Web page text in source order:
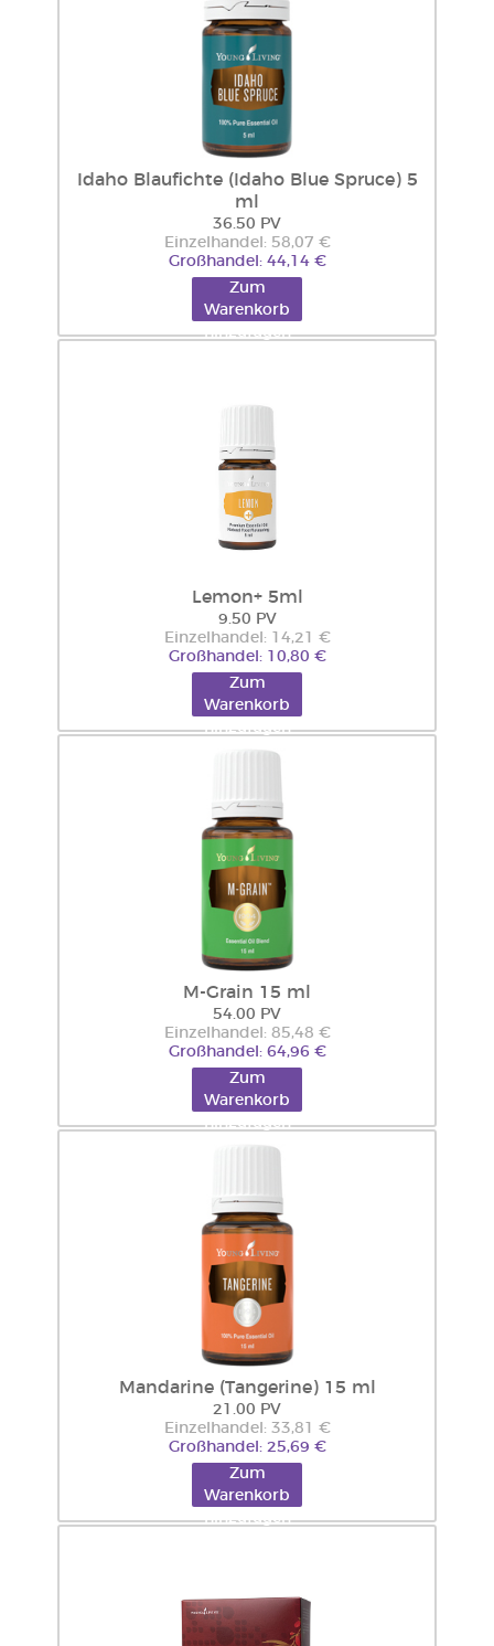
Idaho Blaufichte (Idaho Blue Spruce) 5
ml
36.50 PV
Einzelhandel: 58,07 €
Großhandel: 44,14 €
Zum
Warenkorb
hinzufügen
Lemon+ 5ml
9.50 PV
Einzelhandel: 14,21 €
Großhandel: 10,80 €
Zum
Warenkorb
hinzufügen
M-Grain 15 ml
54.00 PV
Einzelhandel: 85,48 €
Großhandel: 64,96 €
Zum
Warenkorb
hinzufügen
Mandarine (Tangerine) 15 ml
21.00 PV
Einzelhandel: 33,81 €
Großhandel: 25,69 €
Zum
Warenkorb
hinzufügen